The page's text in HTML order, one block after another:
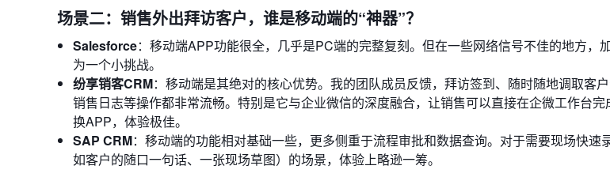
场景二：销售外出拜访客户，谁是移动端的“神器”？
Salesforce：移动端APP功能很全，几乎是PC端的完整复刻。但在一些网络信号不佳的地方，
为一个小挑战。
纷享销客CRM：移动端是其绝对的核心优势。我的团队成员反馈，拜访签到、随时随地调取客
销售日志等操作都非常流畅。特别是它与企业微信的深度融合，让销售可以直接在企微工作台
换APP，体验极佳。
SAP CRM：移动端的功能相对基础一些，更多侧重于流程审批和数据查询。对于需要现场快速
如客户的随口一句话、一张现场草图）的场景，体验上略逊一筹。